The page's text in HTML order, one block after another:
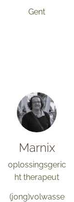
Gent
Marnix
oplossingsgeric
ht therapeut
(jong)volwasse